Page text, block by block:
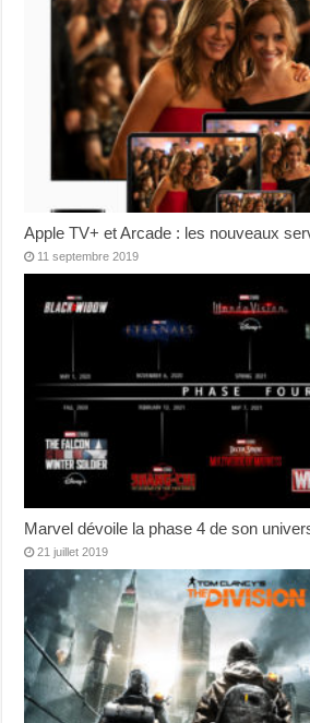
Apple TV+ et Arcade : les nouveaux
11 septembre 2019
Marvel dévoile la phase 4 de son
21 juillet 2019